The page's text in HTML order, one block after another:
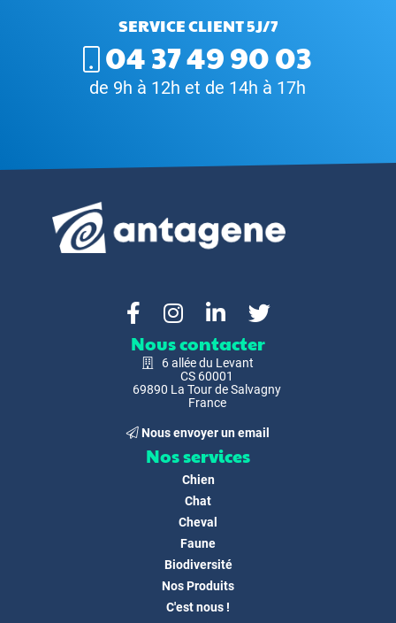
SERVICE CLIENT 5J/7
04 37 49 90 03
de 9h à 12h et de 14h à 17h
Nous contacter
6 allée du Levant
CS 60001
69890 La Tour de Salvagny
France
Nous envoyer un email
Nos services
Chien
Chat
Cheval
Faune
Biodiversité
Nos Produits
C'est nous !